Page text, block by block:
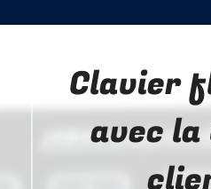
Clavier
avec